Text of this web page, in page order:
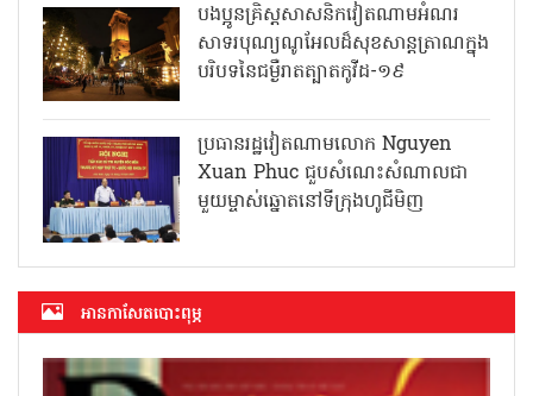
បងប្អូនគ្រិស្តសាសនិកវៀតណាមអំណរ
សាទរបុណ្យណូអែលដ៏សុខសាន្តត្រាណក្នុង
បរិបទនៃជម្ងឺរាតត្បាតកូវីដ-១៩
ប្រធានរដ្ឋវៀតណាមលោក Nguyen
Xuan Phuc ជួបសំណេះសំណាលជា
មួយម្ចាស់ឆ្នោតនៅទីក្រុងហូជីមិញ
អាន​កាសែត​បោះពុម្ភ